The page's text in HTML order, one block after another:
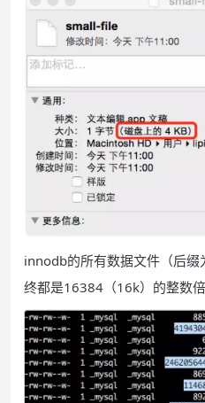
innodb的所有数据文件（后
终都是16384（16k）的整数倍